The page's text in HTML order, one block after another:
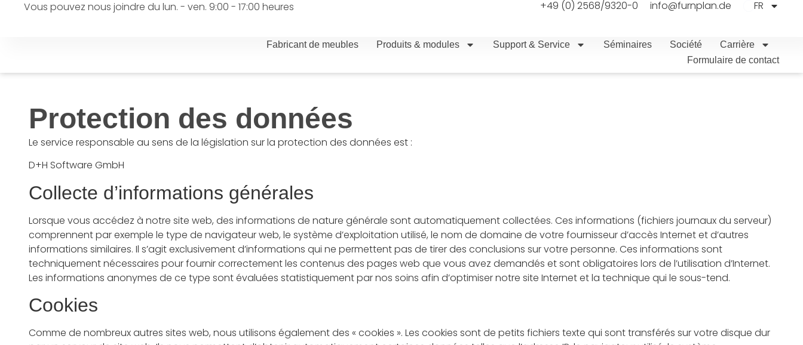
Vous pouvez nous joindre du lun. - ven. 9:00 - 17:00 heures +49 (0) 2568/9320-0 info@furnplan.de FR
Fabricant de meubles Produits & modules Support & Service Séminaires Société
Carrière
Formulaire de contact
Protection des données
Le service responsable au sens de la législation sur la protection des données est :
D+H Software GmbH
Collecte d’informations générales
Lorsque vous accédez à notre site web, des informations de nature générale sont automatiquement collectées. Ces informations (fichiers journaux du serveur)
comprennent par exemple le type de navigateur web, le système d’exploitation utilisé, le nom de domaine de votre fournisseur d’accès Internet et d’autres
informations similaires. Il s’agit exclusivement d’informations qui ne permettent pas de tirer des conclusions sur votre personne. Ces informations sont
techniquement nécessaires pour fournir correctement les contenus des pages web que vous avez demandés et sont obligatoires lors de l’utilisation d’Internet.
Les informations anonymes de ce type sont évaluées statistiquement par nos soins afin d’optimiser notre site Internet et la technique qui le sous-tend.
Cookies
Comme de nombreux autres sites web, nous utilisons également des « cookies ». Les cookies sont de petits fichiers texte qui sont transférés sur votre disque dur